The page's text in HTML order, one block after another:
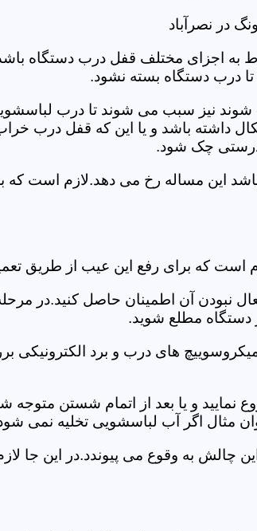
در نصرآباد
اجزای مختلف قفل درب دستگاه
درب دستگاه بسته نشود.
نیز سبب می شوند تا درب لباسشویی
داشته باشد و یا این که قفل درب
چک شود.
این مساله رخ می دهد.لازم است
است که برای رفع این عیب از طریق
نبودن آن اطمینان حاصل کنید.در
دستگاه مطلع شوید.
های درب و برد
و یا بعد از اتمام شستن
مثال اگر آب لباسشویی تخلیه نمی
چالش به وقوع می پیوندد.در این جا